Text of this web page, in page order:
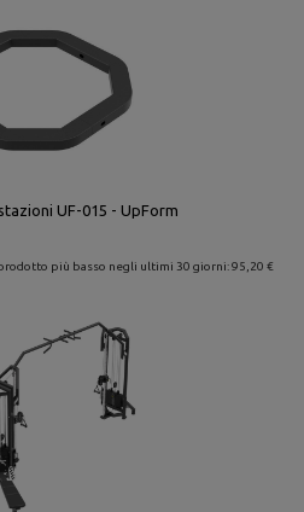
UF-015 - UpForm
più basso negli ultimi 30 giorni: 95,20 €